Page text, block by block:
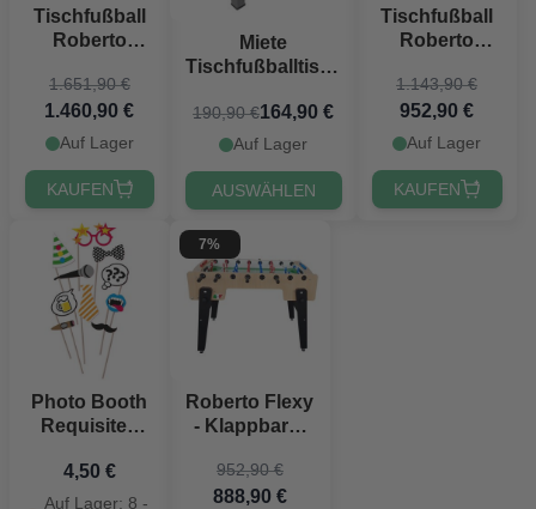
Tischfußball
Roberto
1.651,90 €
1.460,90 €
Auf Lager
KAUFEN
Miete
Tischfußballtisch
190,90 €164,90 €
Auf Lager
AUSWÄHLEN
Tischfußball
Roberto
Cover
1.143,90 €
952,90 €
Auf Lager
KAUFEN
Photo Booth
Requisiten
4,50 €
Auf Lager: 8 -
7%
Roberto Flexy
- Klappbarer
952,90 €
888,90 €